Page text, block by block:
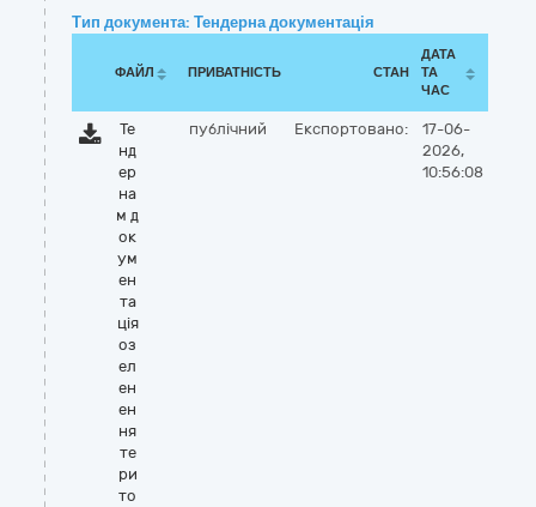
Тип документа: Тендерна документація
ФАЙЛ ПРИВАТНІСТЬ СТАН
ДАТА
ТА
ЧАС
Те
нд
ер
на
м д
ок
ум
ен
та
ція
оз
ел
ен
ен
ня
те
ри
то
публічний Експортовано:
17-06-
2026,
10:56:08